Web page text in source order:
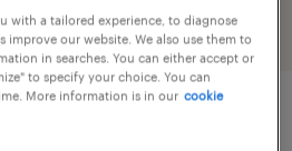
with a tailored experience, to diagnose
improve our website. We also use them to
in searches. You can either accept or
to specify your choice. You can
More information is in our cookie